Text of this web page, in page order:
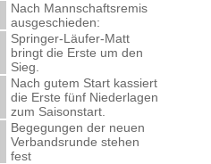
Nach Mannschaftsremis
ausgeschieden:
Springer-Läufer-Matt
bringt die Erste um den
Sieg.
Nach gutem Start kassiert
die Erste fünf Niederlagen
zum Saisonstart.
Begegungen der neuen
Verbandsrunde stehen
fest